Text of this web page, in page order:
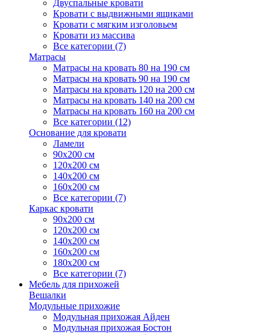
Двуспальные кровати
Кровати с выдвижными ящиками
Кровати с мягким изголовьем
Кровати из массива
Все категории (7)
Матрасы
Матрасы на кровать 80 на 190 см
Матрасы на кровать 90 на 190 см
Матрасы на кровать 120 на 200 см
Матрасы на кровать 140 на 200 см
Матрасы на кровать 160 на 200 см
Все категории (12)
Основание для кровати
Ламели
90х200 см
120х200 см
140х200 см
160х200 см
Все категории (7)
Каркас кровати
90х200 см
120х200 см
140х200 см
160х200 см
180х200 см
Все категории (7)
Мебель для прихожей
Вешалки
Модульные прихожие
Модульная прихожая Айден
Модульная прихожая Бостон